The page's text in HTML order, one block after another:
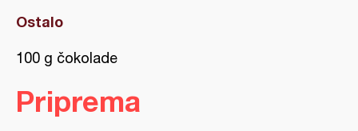
Ostalo
100 g čokolade
Priprema